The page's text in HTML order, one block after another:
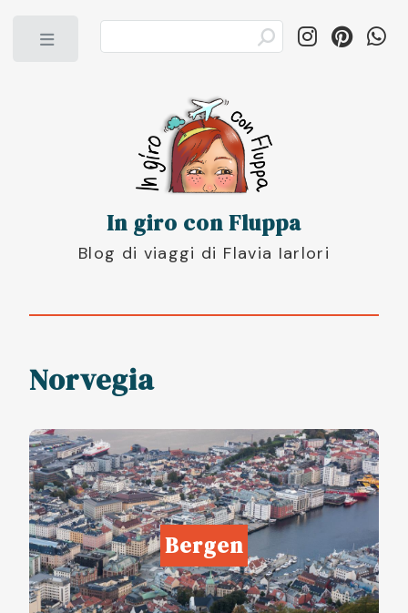
In giro con Fluppa
Blog di viaggi di Flavia Iarlori
Norvegia
Bergen